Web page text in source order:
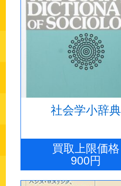
社会学小辞典
買取上限価格
900円